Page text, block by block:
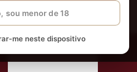
sou menor de 18
me neste dispositivo
‹ Meus Vinhos
apaixonados por nossos
rótulos